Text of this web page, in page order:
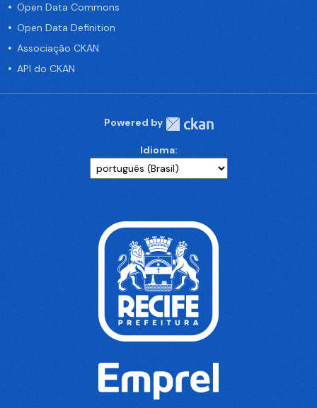
Open Data Commons
Open Data Definition
Associação CKAN
API do CKAN
Powered by
Idioma